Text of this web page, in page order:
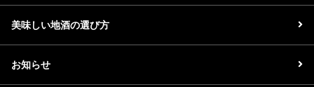
美味しい地酒の選び方
お知らせ